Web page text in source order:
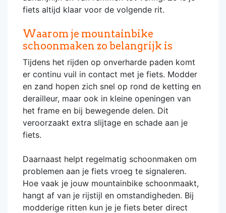
fiets altijd klaar voor de volgende rit.
Waarom je mountainbike
schoonmaken zo belangrijk is
Tijdens het rijden op onverharde paden komt
er continu vuil in contact met je fiets. Modder
en zand hopen zich snel op rond de ketting en
derailleur, maar ook in kleine openingen van
het frame en bij bewegende delen. Dit
veroorzaakt extra slijtage en schade aan je
fiets.
Daarnaast helpt regelmatig schoonmaken om
problemen aan je fiets vroeg te signaleren.
Hoe vaak je jouw mountainbike schoonmaakt,
hangt af van je rijstijl en omstandigheden. Bij
modderige ritten kun je je fiets beter direct